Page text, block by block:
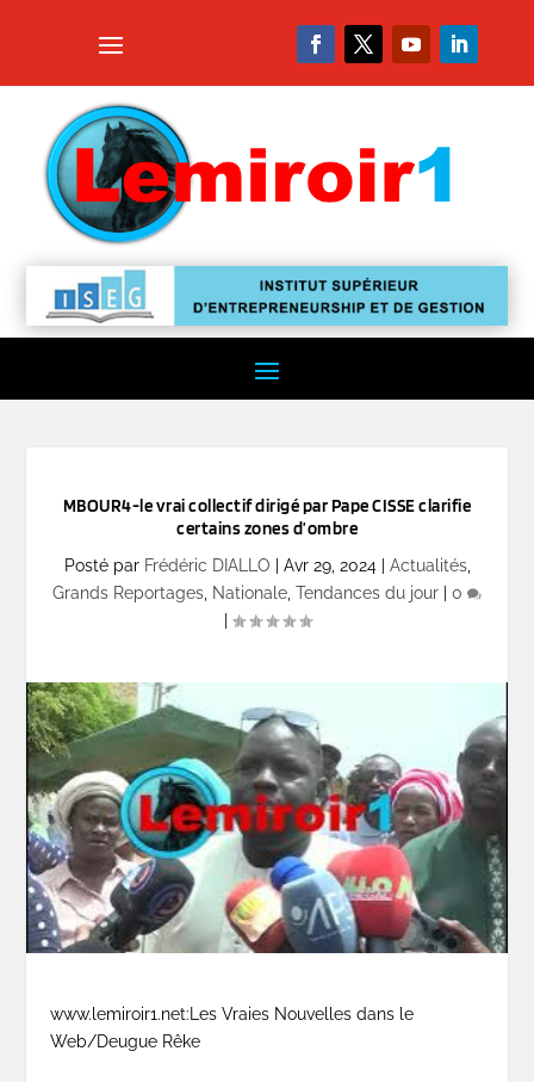
MBOUR4-le vrai collectif dirigé par Pape CISSE clarifie
certains zones d’ombre
Posté par Frédéric DIALLO Avr 29, 2024| Actualités,
Grands Reportages Nationale Tendances du jour
0
www.lemiroir1.net:Les Vraies Nouvelles dans le
Web/Deugue Rêke